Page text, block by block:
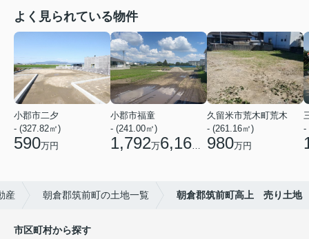
よく見られている物件
小郡市二夕
- (327.82㎡)
590万円
小郡市福童
- (241.00㎡)
1,792万6,160 円
久留米市荒木町荒木
- (261.16㎡)
980万円
-
産 朝倉郡筑前町の土地一覧 朝倉郡筑前町高上 売り土地
市区町村から探す